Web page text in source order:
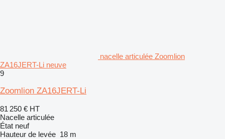
nacelle articulée Zoomlion
ZA16JERT-Li neuve
9
Zoomlion ZA16JERT-Li
81 250 € HT
Nacelle articulée
État neuf
Hauteur de levée 18 m